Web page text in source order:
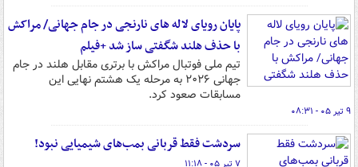
پایان رویای لاله های نارنجی در جام جهانی/ مراکش
با حذف هلند شگفتی ساز شد +فیلم
تیم ملی فوتبال مراکش با برتری مقابل هلند در جام
جهانی ۲۰۲۶ به مرحله یک هشتم نهایی این
مسابقات صعود کرد.
۹ تیر ۰۵ - ۰۸:۳۱
سردشت فقط قربانی بمب‌های شیمیایی نبود!
۷ تیر ۰۵ - ۱۱:۱۸